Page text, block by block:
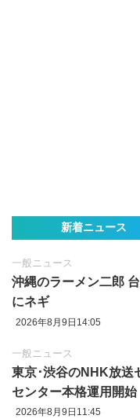
新着ニュース
一般ニュース
沖縄のラーメン二郎
にネギ
2026年8月9日14:05
一般ニュース
東京‪･‬渋谷のNHK放送
センター本格運用開始
2026年8月9日11:45